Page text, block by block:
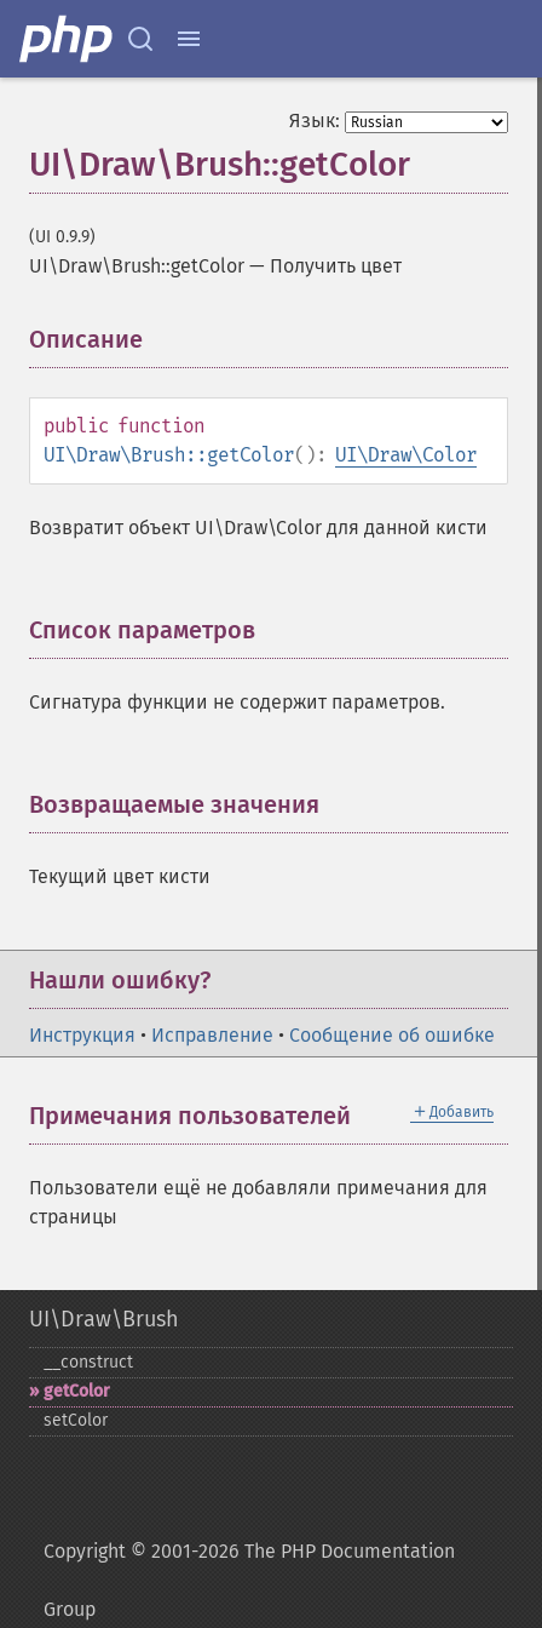
Язык:
UI\Draw\Brush::getColor
(UI 0.9.9)
UI\Draw\Brush::getColor — Получить цвет
Описание
public function
UI\Draw\Brush::getColor(): UI\Draw\Color
Возвратит объект UI\Draw\Color для данной кисти
Список параметров
Сигнатура функции не содержит параметров.
Возвращаемые значения
Текущий цвет кисти
Нашли ошибку?
Инструкция • Исправление • Сообщение об ошибке
＋ Добавить
Примечания пользователей
Пользователи ещё не добавляли примечания для
страницы
UI\Draw\Brush
_​_​construct
getColor
setColor
Copyright © 2001-2026 The PHP Documentation
Group